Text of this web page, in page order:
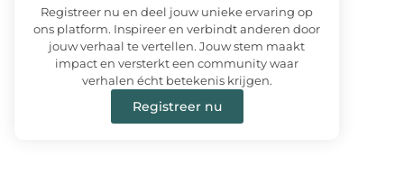
Registreer nu en deel jouw unieke ervaring op
ons platform. Inspireer en verbindt anderen door
jouw verhaal te vertellen. Jouw stem maakt
impact en versterkt een community waar
verhalen écht betekenis krijgen.
Registreer nu